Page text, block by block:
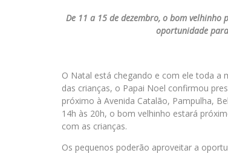
De 11 a 15 de dezembro, o bom
oportunidade
O Natal está chegando e com ele toda a
das crianças, o Papai Noel confirmou
próximo à Avenida Catalão, Pampulha,
14h às 20h, o bom velhinho estará
com as crianças.
Os pequenos poderão aproveitar a